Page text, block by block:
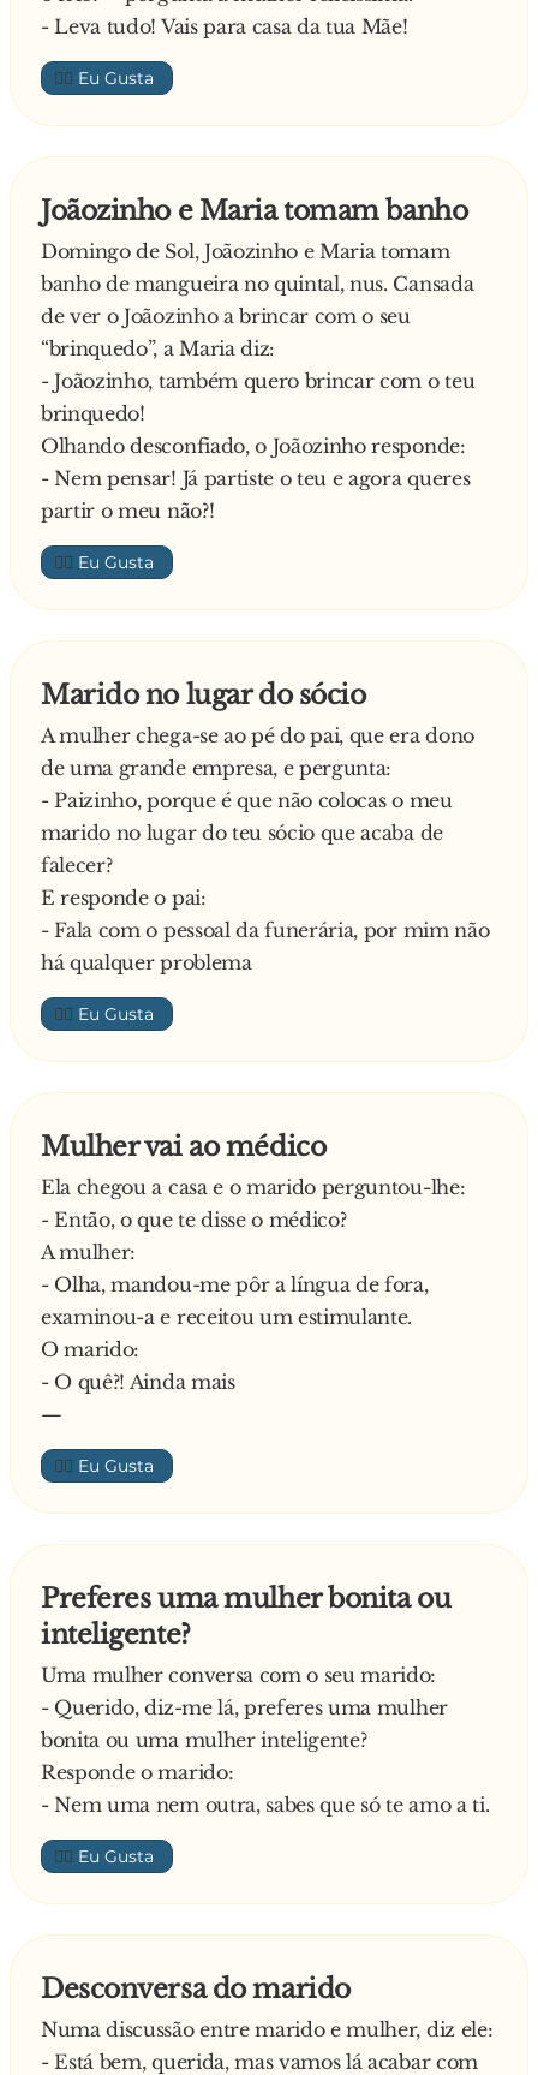
- Leva tudo! Vais para casa da tua Mãe!
👍🏼
Joãozinho e Maria tomam banho
Domingo de Sol, Joãozinho e Maria tomam
banho de mangueira no quintal, nus. Cansada
de ver o Joãozinho a brincar com o seu
“brinquedo”, a Maria diz:
- Joãozinho, também quero brincar com o teu
brinquedo!
Olhando desconfiado, o Joãozinho responde:
- Nem pensar! Já partiste o teu e agora queres
partir o meu não?!
👍🏼
Marido no lugar do sócio
A mulher chega-se ao pé do pai, que era dono
de uma grande empresa, e pergunta:
- Paizinho, porque é que não colocas o meu
marido no lugar do teu sócio que acaba de
falecer?
E responde o pai:
- Fala com o pessoal da funerária, por mim não
há qualquer problema
👍🏼
Mulher vai ao médico
Ela chegou a casa e o marido perguntou-lhe:
- Então, o que te disse o médico?
A mulher:
- Olha, mandou-me pôr a língua de fora,
examinou-a e receitou um estimulante.
O marido:
- O quê?! Ainda mais
—
👍🏼
Preferes uma mulher bonita ou
inteligente?
Uma mulher conversa com o seu marido:
- Querido, diz-me lá, preferes uma mulher
bonita ou uma mulher inteligente?
Responde o marido:
- Nem uma nem outra, sabes que só te amo a ti.
👍🏼
Desconversa do marido
Numa discussão entre marido e mulher, diz ele:
- Está bem, querida, mas vamos lá acabar com